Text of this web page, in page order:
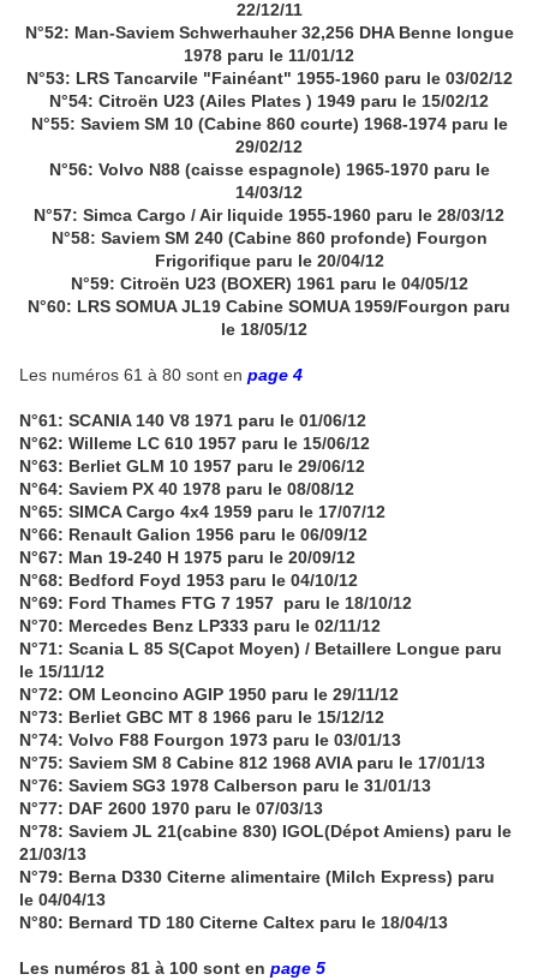
22/12/11
N°52: Man-Saviem Schwerhauher 32,256 DHA Benne longue
1978 paru le 11/01/12
N°53: LRS Tancarvile "Fainéant" 1955-1960 paru le 03/02/12
N°54: Citroën U23 (Ailes Plates ) 1949 paru le 15/02/12
N°55: Saviem SM 10 (Cabine 860 courte) 1968-1974 paru le
29/02/12
N°56: Volvo N88 (caisse espagnole) 1965-1970 paru le
14/03/12
N°57: Simca Cargo / Air liquide 1955-1960 paru le 28/03/12
N°58: Saviem SM 240 (Cabine 860 profonde) Fourgon
Frigorifique paru le 20/04/12
N°59: Citroën U23 (BOXER) 1961 paru le 04/05/12
N°60: LRS SOMUA JL19 Cabine SOMUA 1959/Fourgon paru
le 18/05/12
Les numéros 61 à 80 sont en page 4
N°61: SCANIA 140 V8 1971 paru le 01/06/12
N°62: Willeme LC 610 1957 paru le 15/06/12
N°63: Berliet GLM 10 1957 paru le 29/06/12
N°64: Saviem PX 40 1978 paru le 08/08/12
N°65: SIMCA Cargo 4x4 1959 paru le 17/07/12
N°66: Renault Galion 1956 paru le 06/09/12
N°67: Man 19-240 H 1975 paru le 20/09/12
N°68: Bedford Foyd 1953 paru le 04/10/12
N°69: Ford Thames FTG 7 1957 paru le 18/10/12
N°70: Mercedes Benz LP333 paru le 02/11/12
N°71: Scania L 85 S(Capot Moyen) / Betaillere Longue paru
le 15/11/12
N°72: OM Leoncino AGIP 1950 paru le 29/11/12
N°73: Berliet GBC MT 8 1966 paru le 15/12/12
N°74: Volvo F88 Fourgon 1973 paru le 03/01/13
N°75: Saviem SM 8 Cabine 812 1968 AVIA paru le 17/01/13
N°76: Saviem SG3 1978 Calberson paru le 31/01/13
N°77: DAF 2600 1970 paru le 07/03/13
N°78: Saviem JL 21(cabine 830) IGOL(Dépot Amiens) paru le
21/03/13
N°79: Berna D330 Citerne alimentaire (Milch Express) paru
le 04/04/13
N°80: Bernard TD 180 Citerne Caltex paru le 18/04/13
Les numéros 81 à 100 sont en page 5